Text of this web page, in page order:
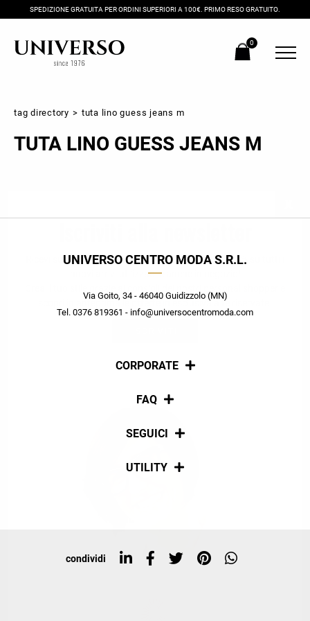
SPEDIZIONE GRATUITA PER ORDINI SUPERIORI A 100€. PRIMO RESO GRATUITO.
0
tag directory > tuta lino guess jeans m
TUTA LINO GUESS JEANS M
UNIVERSO CENTRO MODA S.R.L.
Via Goito, 34 - 46040 Guidizzolo (MN)
Tel. 0376 819361 - info@universocentromoda.com
CORPORATE
Chi siamo
FAQ
Pagamenti
SEGUICI
Social
UTILITY
Top ricerche
condividi
Ricevi subito il tuo promocode con lo sconto del 20% su tutti i
nuovi arrivi utilizzabile anche in negozio!
scopri in anteprima le offerte in esclusiva a te riservate.